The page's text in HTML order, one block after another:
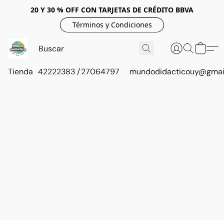
20 Y 30 % OFF CON TARJETAS DE CRÉDITO BBVA
Términos y Condiciones
Tienda 42222383 / 27064797